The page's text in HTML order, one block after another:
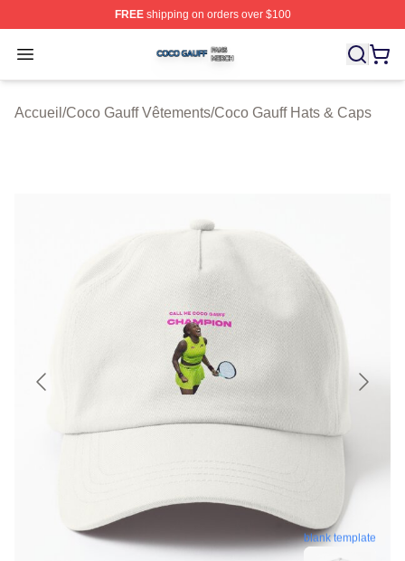
FREEshipping on orders over $100
Open menu
Coco Gauff Shop ⚡️ Officially Licensed Coco Gauff
Accueil /Coco Gauff Vêtements/Coco Gauff Hats & Caps
blank template